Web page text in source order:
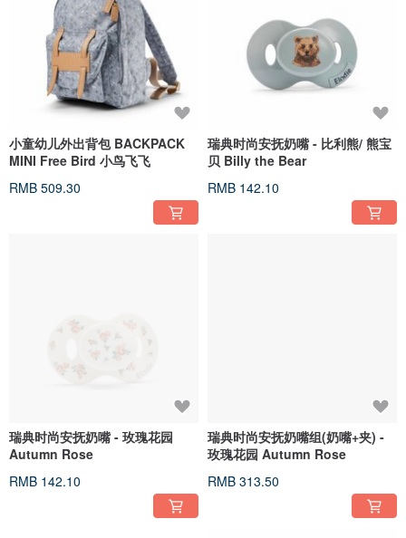
小童幼儿外出背包 BACKPACK
MINI Free Bird 小鸟飞飞
RMB 509.30
瑞典时尚安抚奶嘴 - 比利熊/ 熊宝
贝 Billy the Bear
RMB 142.10
瑞典时尚安抚奶嘴 - 玫瑰花园
Autumn Rose
RMB 142.10
瑞典时尚安抚奶嘴组(奶嘴+夹) -
玫瑰花园 Autumn Rose
RMB 313.50